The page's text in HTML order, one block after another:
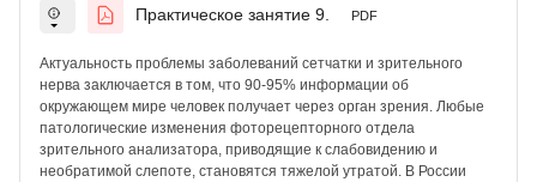
Практическое занятие 9. PDF
Актуальность проблемы заболеваний сетчатки и зрительного
нерва заключается в том, что 90-95% информации об
окружающем мире человек получает через орган зрения. Любые
патологические изменения фоторецепторного отдела
зрительного анализатора, приводящие к слабовидению и
необратимой слепоте, становятся тяжелой утратой. В России